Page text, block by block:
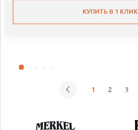
КУПИТЬ В 1 КЛИК
1 2 3